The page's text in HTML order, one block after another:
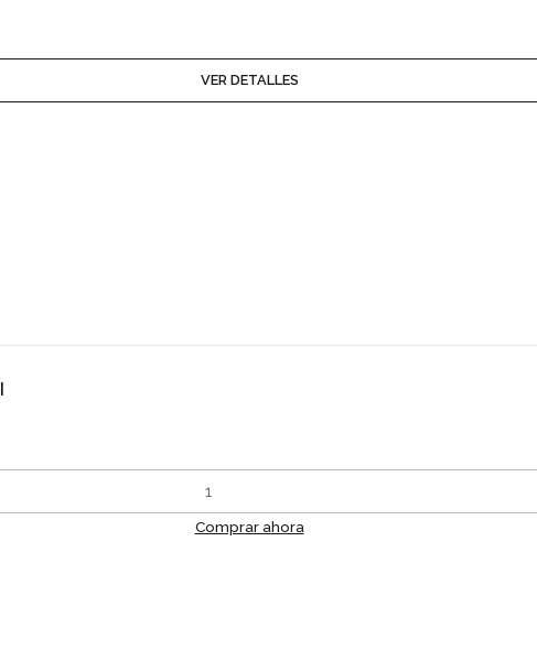
VER DETALLES
Comprar ahora